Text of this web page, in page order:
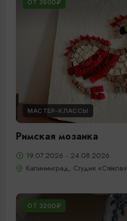
ОТ 2600₽
МАСТЕР-КЛАССЫ
Римская мозаика
19.07.2026 - 24.08.2026
Калининград, Студия «Стёкла»
ОТ 3200₽